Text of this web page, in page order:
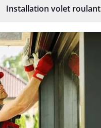
Installation volet roulant